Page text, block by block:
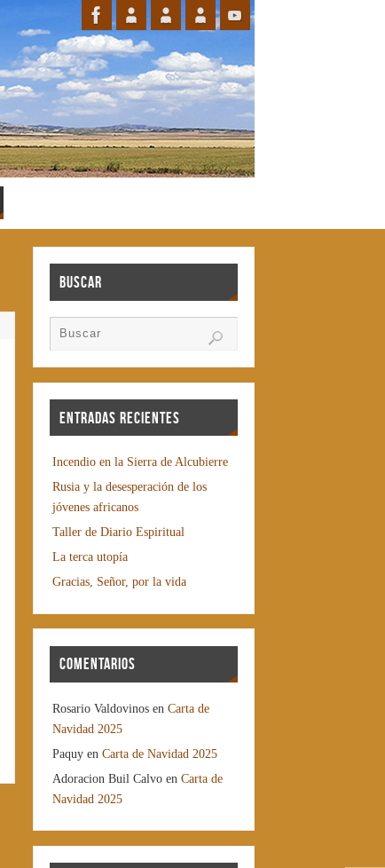
Buscar
Entradas recientes
Incendio en la Sierra de Alcubierre
Rusia y la desesperación de los
jóvenes africanos
Taller de Diario Espiritual
La terca utopía
Gracias, Señor, por la vida
Comentarios
Rosario Valdovinos enCarta de
Navidad 2025
Paquy enCarta de Navidad 2025
Adoracion Buil Calvo enCarta de
Navidad 2025